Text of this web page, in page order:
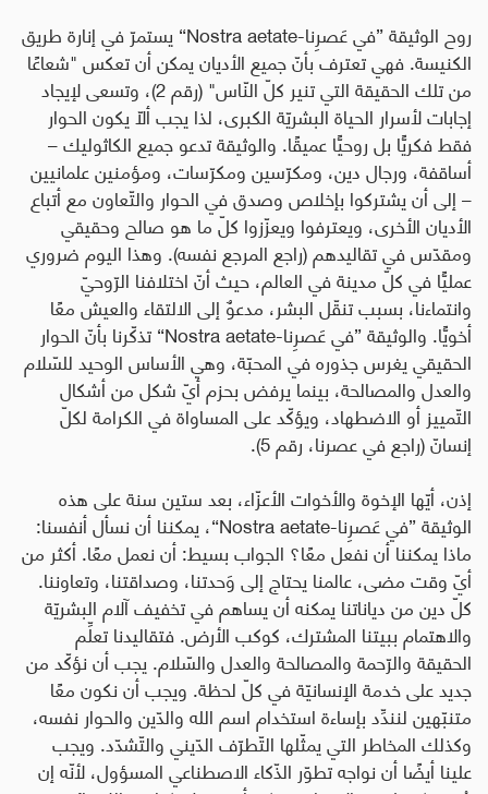
روح الوثيقة ”في عَصرِنا-Nostra aetate“ يستمرّ في إنارة طريق
الكنيسة. فهي تعترف بأنّ جميع الأديان يمكن أن تعكس "شعاعًا
من تلك الحقيقة التي تنير كلّ النّاس" (رقم 2)، وتسعى لإيجاد
إجابات لأسرار الحياة البشريّة الكبرى، لذا يجب ألّا يكون الحوار
فقط فكريًّا بل روحيًّا عميقًا. والوثيقة تدعو جميع الكاثوليك –
أساقفة، ورجال دين، ومكرّسين ومكرّسات، ومؤمنين علمانيين
– إلى أن يشتركوا بإخلاص وصدق في الحوار والتّعاون مع أتباع
الأديان الأخرى، ويعترفوا ويعزّزوا كلّ ما هو صالح وحقيقي
ومقدّس في تقاليدهم (راجع المرجع نفسه). وهذا اليوم ضروري
عمليًّا في كلّ مدينة في العالم، حيث أنّ اختلافنا الرّوحيّ
وانتماءنا، بسبب تنقّل البشر، مدعوٌ إلى الالتقاء والعيش معًا
أخويًّا. والوثيقة ”في عَصرِنا-Nostra aetate“ تذكّرنا بأنّ الحوار
الحقيقي يغرس جذوره في المحبّة، وهي الأساس الوحيد للسّلام
والعدل والمصالحة، بينما يرفض بحزم أيّ شكل من أشكال
التّمييز أو الاضطهاد، ويؤكّد على المساواة في الكرامة لكلّ
إنسانّ (راجع في عصرنا، رقم 5).
إذن، أيّها الإخوة والأخوات الأعزّاء، بعد ستين سنة على هذه
الوثيقة ”في عَصرِنا-Nostra aetate“ ، يمكننا أن نسأل أنفسنا:
ماذا يمكننا أن نفعل معًا؟ الجواب بسيط: أن نعمل معًا. أكثر من
أيّ وقت مضى، عالمنا يحتاج إلى وَحدتنا، وصداقتنا، وتعاوننا.
كلّ دين من دياناتنا يمكنه أن يساهم في تخفيف آلام البشريّة
والاهتمام ببيتنا المشترك، كوكب الأرض. فتقاليدنا تعلِّم
الحقيقة والرّحمة والمصالحة والعدل والسّلام. يجب أن نؤكّد من
جديد على خدمة الإنسانيّة في كلّ لحظة. ويجب أن نكون معًا
متنبّهين لنندِّد بإساءة استخدام اسم الله والدّين والحوار نفسه،
وكذلك المخاطر التي يمثّلها التّطرّف الدّيني والتّشدّد. ويجب
علينا أيضًا أن نواجه تطوّر الذّكاء الاصطناعي المسؤول، لأنّه إن